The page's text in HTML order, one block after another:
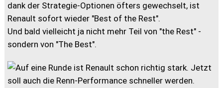
dank der Strategie-Optionen öfters gewechselt, ist
Renault sofort wieder "Best of the Rest".
Und bald vielleicht ja nicht mehr Teil von "the Rest" -
sondern von "The Best".